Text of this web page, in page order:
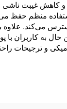
کاهش غیبت ناشی
منظم حفظ
می‌کند. علاوه
حال به کاربران
و ترجیحات